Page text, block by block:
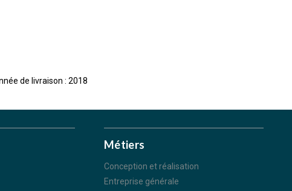
de livraison : 2018
Métiers
Conception et réalisation
Entreprise générale